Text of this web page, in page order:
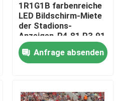
1R1G1B farbenreiche
LED Bildschirm-Miete
der Stadions-
Anzeigen-P4.81 P3.91
Anfrage absenden